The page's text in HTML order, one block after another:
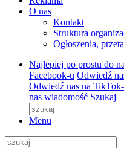
O nas
Kontakt
Struktura
Ogłoszenia,
Najlepiej po prostu do
Facebook-u Odwiedź
Odwiedź nas na
nas wiadomość Szukaj
Menu